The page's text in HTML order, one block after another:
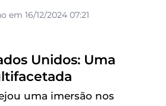
em 16/12/2024 07:21
Unidos: Uma
uma imersão nos